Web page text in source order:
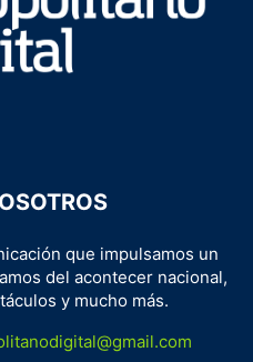
que impulsamos un
del acontecer nacional,
y mucho más.